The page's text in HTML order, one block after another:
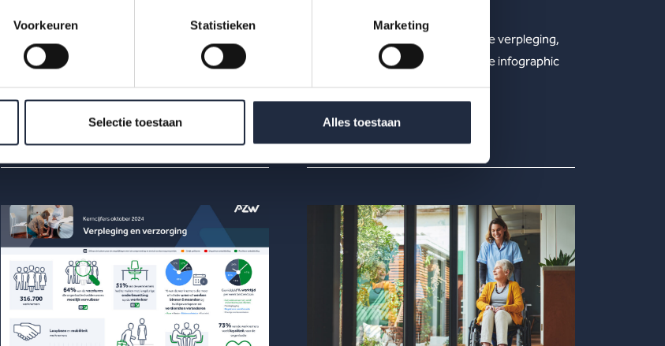
Voorkeuren Statistieken Marketing
Selectie toestaan Alles toestaan
Hoe ervaren werknemers en werkgevers het
kerncijfers Q2 2025.
Lees meer
Hoe ontwikkelen verzuim en
arbeidsomstandigheden zich in de verpleging,
verzorging en thuiszorg? Bekijk de infographic
met kerncijfers 2025.
Lees meer